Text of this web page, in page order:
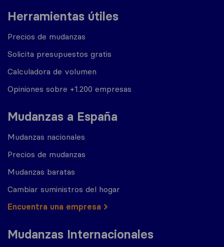
Herramientas útiles
Precios de mudanzas
Solicita presupuestos gratis
Calculadora de volumen
Opiniones sobre +1.200 empresas
Mudanzas a España
Mudanzas nacionales
Precios de mudanzas
Mudanzas baratas
Cambiar suministros del hogar
Encuentra una empresa
Mudanzas Internacionales